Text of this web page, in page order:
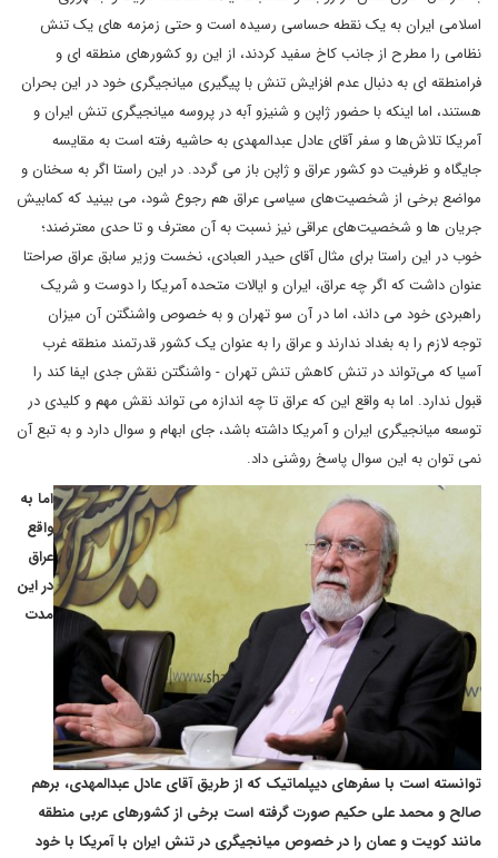
اسلامی ایران به یک نقطه حساسی رسیده است و حتی زمزمه های یک تنش
نظامی را مطرح از جانب کاخ سفید کردند، از این رو کشورهای منطقه ای و
فرامنطقه ای به دنبال عدم افزایش تنش با پیگیری میانجیگری خود در این بحران
هستند، اما اینکه با حضور ژاپن و شنیزو آبه در پروسه میانجیگری تنش ایران و
آمریکا تلاش‌ها و سفر آقای عادل عبدالمهدی به حاشیه رفته است به مقایسه
جایگاه و ظرفیت دو کشور عراق و ژاپن باز می گردد. در این راستا اگر به سخنان و
مواضع برخی از شخصیت‌های سیاسی عراق هم رجوع شود، می بینید که کمابیش
جریان ها و شخصیت‌های عراقی نیز نسبت به آن معترف و تا حدی معترضند؛
خوب در این راستا برای مثال آقای حیدر العبادی، نخست وزیر سابق عراق صراحتا
عنوان داشت که اگر چه عراق، ایران و ایالات متحده آمریکا را دوست و شریک
راهبردی خود می داند، اما در آن سو تهران و به خصوص واشنگتن آن میزان
توجه لازم را به بغداد ندارند و عراق را به عنوان یک کشور قدرتمند منطقه غرب
آسیا که می‌تواند در تنش کاهش تنش تهران - واشنگتن نقش جدی ایفا کند را
قبول ندارد. اما به واقع این که عراق تا چه اندازه می تواند نقش مهم و کلیدی در
توسعه میانجیگری ایران و آمریکا داشته باشد، جای ابهام و سوال دارد و به تبع آن
نمی توان به این سوال پاسخ روشنی داد.
اما به
واقع
عراق
در این
مدت
توانسته است با سفرهای دیپلماتیک که از طریق آقای عادل عبدالمهدی، برهم
صالح و محمد علی حکیم صورت گرفته است برخی از کشورهای عربی منطقه
مانند کویت و عمان را در خصوص میانجیگری در تنش ایران با آمریکا با خود